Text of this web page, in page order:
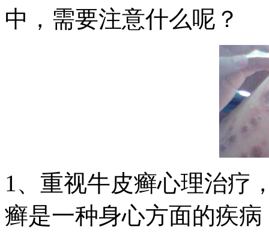
中，需要注意什么呢？
1、重视牛皮癣心理治疗
癣是一种身心方面的疾